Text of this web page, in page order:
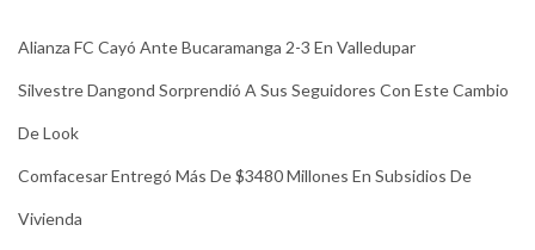
Alianza FC Cayó Ante Bucaramanga 2-3 En Valledupar
Silvestre Dangond Sorprendió A Sus Seguidores Con Este Cambio
De Look
Comfacesar Entregó Más De $3480 Millones En Subsidios De
Vivienda